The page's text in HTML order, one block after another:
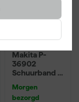
Makita P-
36902
Schuurband -
610mm (5st)
Morgen
bezorgd